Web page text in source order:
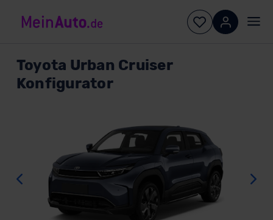
Toyota Urban Cruiser
Konfigurator
Zurück